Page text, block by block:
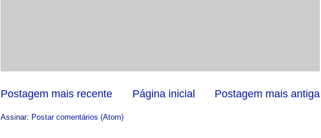
Postagem mais recente Postagem mais antiga
Página inicial
Assinar: Postar comentários (Atom)